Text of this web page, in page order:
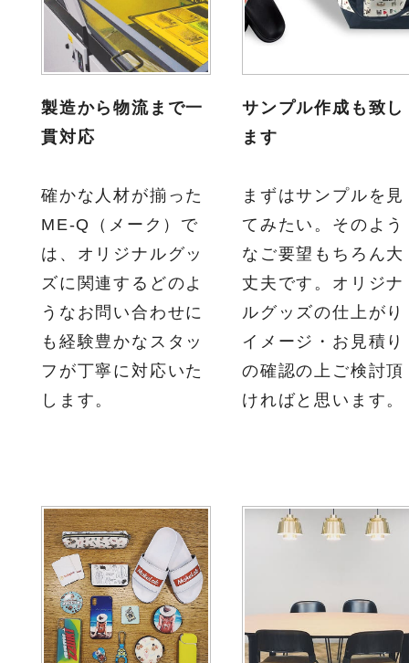
製造から物流まで一
貫対応
確かな人材が揃った
ME-Q（メーク）で
は、オリジナルグッ
ズに関連するどのよ
うなお問い合わせに
も経験豊かなスタッ
フが丁寧に対応いた
します。
サンプル作成も致し
ます
まずはサンプルを見
てみたい。そのよう
なご要望もちろん大
丈夫です。オリジナ
ルグッズの仕上がり
イメージ・お見積り
の確認の上ご検討頂
ければと思います。